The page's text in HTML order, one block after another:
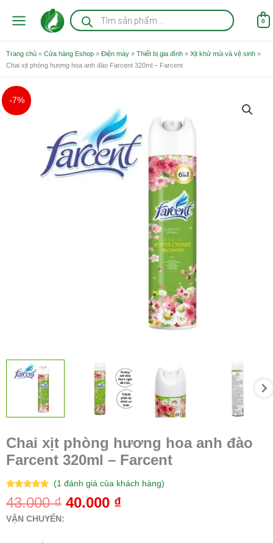
Tìm
kiếm
sản
0
Trang chủ » Cửa hàng Eshop » Điện máy » Thiết bị gia đình » Xịt khử mùi và vệ sinh »
Chai xịt phòng hương hoa anh đào Farcent 320ml – Farcent
-7%
Chai xịt phòng hương hoa anh đào
Farcent 320ml – Farcent
5.00 trên 5
dựa trên
đánh giá
(1đánh giá của khách hàng)
43.000₫
43.000 ₫.
40.000 ₫
hiện
tại
là:
40.000 ₫.
VẬN CHUYỂN: